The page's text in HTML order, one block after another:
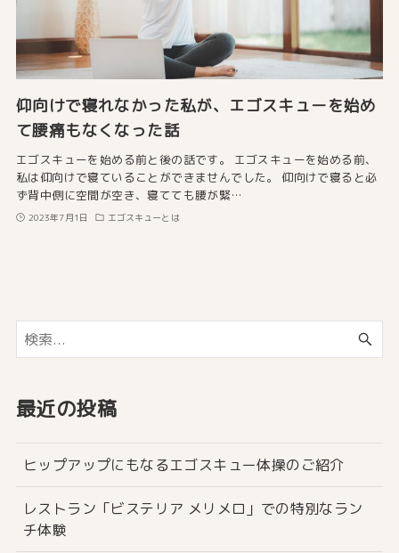
仰向けで寝れなかった私が、エゴスキューを始め
て腰痛もなくなった話
エゴスキューを始める前と後の話です。 エゴスキューを始める前、
私は仰向けで寝ていることができませんでした。 仰向けで寝ると必
ず背中側に空間が空き、寝てても腰が緊…
2023年7月1日 エゴスキューとは
最近の投稿
ヒップアップにもなるエゴスキュー体操のご紹介
レストラン「ビステリア メリメロ」での特別なラン
チ体験